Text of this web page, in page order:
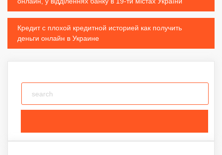
navigation
Кредит с плохой кредитной историей как получить
деньги онлайн в Украине